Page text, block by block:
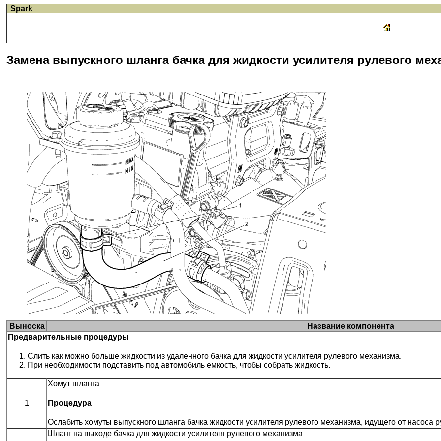
Spark
Замена выпускного шланга бачка для жидкости усилителя рулевого
Выноска
Название компонента
Предварительные процедуры
Слить как можно больше жидкости из удаленного бачка для жидкости усилителя рулевого механизма.
При необходимости подставить под автомобиль емкость, чтобы собрать жидкость.
1
Хомут шланга
Процедура
Ослабить хомуты выпускного шланга бачка жидкости усилителя рулевого механизма, идущего от насоса
Шланг на выходе бачка для жидкости усилителя рулевого механизма